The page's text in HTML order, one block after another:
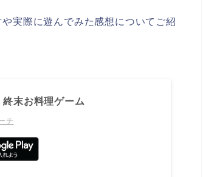
実際に遊んでみた感想についてご紹
末お料理ゲーム
チ